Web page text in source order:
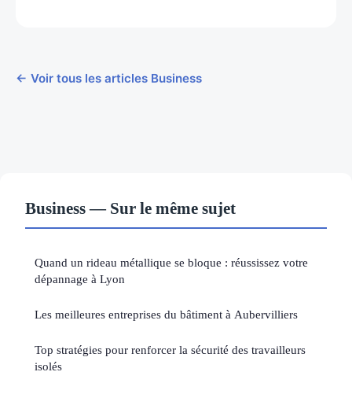
← Voir tous les articles Business
Business — Sur le même sujet
Quand un rideau métallique se bloque : réussissez votre
dépannage à Lyon
Les meilleures entreprises du bâtiment à Aubervilliers
Top stratégies pour renforcer la sécurité des travailleurs
isolés